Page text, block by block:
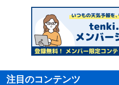
注目のコンテンツ